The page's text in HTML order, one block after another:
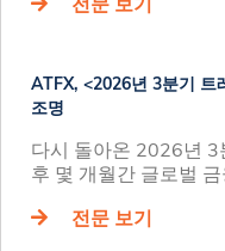
ATFX, <2026년 3분기 트
조명
다시 돌아온 2026년 3
후 몇 개월간 글로벌
전문 보기